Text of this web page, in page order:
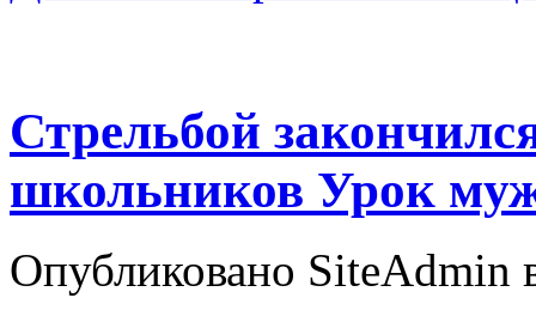
Стрельбой
школьников Урок
Опубликовано SiteAdmin